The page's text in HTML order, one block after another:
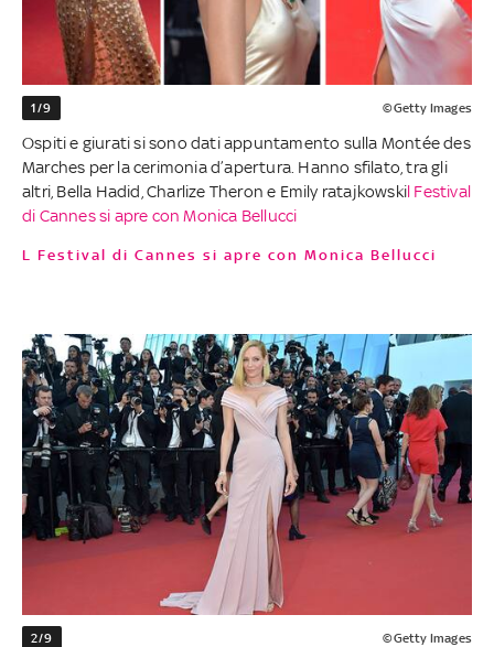
1/9 ©Getty Images
Ospiti e giurati si sono dati appuntamento sulla Montée des
Marches per la cerimonia d’apertura. Hanno sfilato, tra gli
altri, Bella Hadid, Charlize Theron e Emily ratajkowskil Festival
di Cannes si apre con Monica Bellucci
l Festival di Cannes si apre con Monica Bellucci
2/9 ©Getty Images